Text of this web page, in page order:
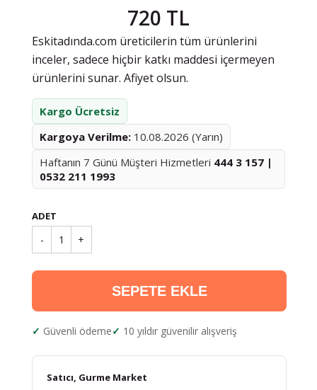
720 TL
Eskitadında.com üreticilerin tüm ürünlerini
inceler, sadece hiçbir katkı maddesi içermeyen
ürünlerini sunar. Afiyet olsun.
Kargo Ücretsiz
Kargoya Verilme: 10.08.2026 (Yarın)
Haftanın 7 Günü Müşteri Hizmetleri 444 3 157 |
0532 211 1993
ADET
- 1 +
SEPETE EKLE
Güvenli ödeme 10 yıldır güvenilir alışveriş
Satıcı, Gurme Market